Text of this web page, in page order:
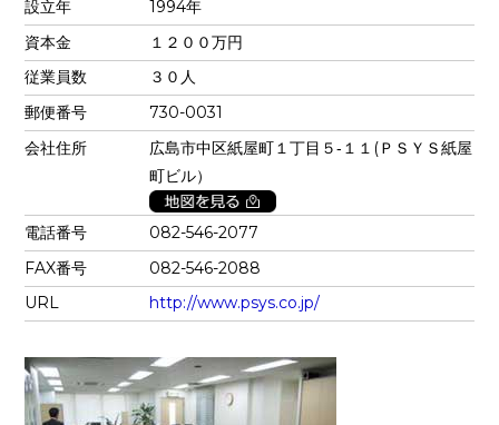
設立年
1994年
資本金
１２００万円
従業員数
３０人
郵便番号
730-0031
会社住所
広島市中区紙屋町１丁目５‐１１(ＰＳＹＳ紙屋
町ビル）
電話番号
082-546-2077
FAX番号
082-546-2088
URL
http://www.psys.co.jp/